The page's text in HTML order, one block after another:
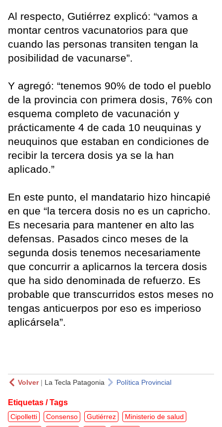
Al respecto, Gutiérrez explicó: “vamos a
montar centros vacunatorios para que
cuando las personas transiten tengan la
posibilidad de vacunarse”.
Y agregó: “tenemos 90% de todo el pueblo
de la provincia con primera dosis, 76% con
esquema completo de vacunación y
prácticamente 4 de cada 10 neuquinas y
neuquinos que estaban en condiciones de
recibir la tercera dosis ya se la han
aplicado.”
En este punto, el mandatario hizo hincapié
en que “la tercera dosis no es un capricho.
Es necesaria para mantener en alto las
defensas. Pasados cinco meses de la
segunda dosis tenemos necesariamente
que concurrir a aplicarnos la tercera dosis
que ha sido denominada de refuerzo. Es
probable que transcurridos estos meses no
tengas anticuerpos por eso es imperioso
aplicársela”.
Volver| La Tecla Patagonia Política Provincial
Etiquetas / Tags
Cipolletti Consenso Gutiérrez
Ministerio de salud